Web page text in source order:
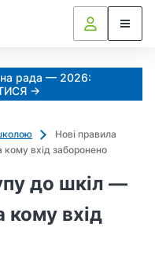
рада — 2026:
→
Нові правила
вхід заборонено
до шкіл —
кому вхід